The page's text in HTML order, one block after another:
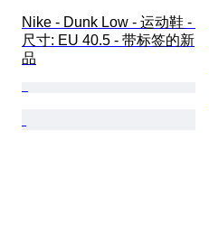
Nike - Dunk Low - 运动鞋 -
尺寸: EU 40.5 - 带标签的新
品